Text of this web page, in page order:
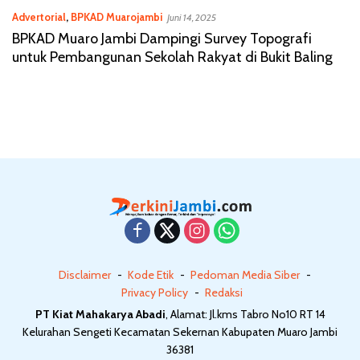
Advertorial, BPKAD Muarojambi Juni 14, 2025
BPKAD Muaro Jambi Dampingi Survey Topografi
untuk Pembangunan Sekolah Rakyat di Bukit Baling
Disclaimer Kode Etik
Pedoman Media Siber
Privacy Policy
Redaksi
PT Kiat Mahakarya Abadi, Alamat: Jl.kms Tabro No10 RT 14
Kelurahan Sengeti Kecamatan Sekernan Kabupaten Muaro Jambi
36381